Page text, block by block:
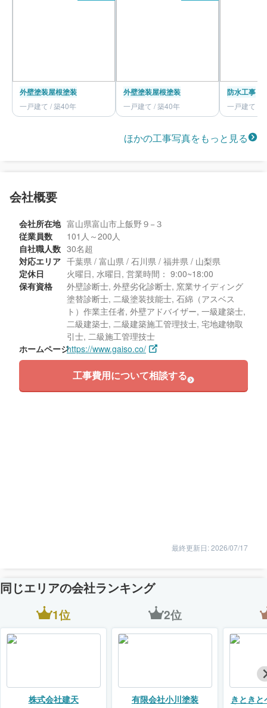
外壁塗装屋根塗装
一戸建て / 築40年
外壁塗装屋根塗装
一戸建て / 築40年
防水工事
一戸建て /
ほかの工事写真をもっと見る
会社概要
会社所在地 富山県富山市上飯野９−３
従業員数
101人～200人
自社職人数 30名超
対応エリア 千葉県 / 富山県 / 石川県 / 福井県 / 山梨県
定休日
火曜日, 水曜日, 営業時間： 9:00~18:00
保有資格
外壁診断士, 外壁劣化診断士, 窯業サイディング
塗替診断士, 二級塗装技能士, 石綿（アスベス
ト）作業主任者, 外壁アドバイザー, 一級建築士,
二級建築士, 二級建築施工管理技士, 宅地建物取
引士, 二級施工管理技士
ホームページhttps://www.gaiso.co/
工事費用について相談する
最終更新日: 2026/07/17
同じエリアの会社ランキング
1位
株式会社建天
2位
有限会社小川塗装
きとき